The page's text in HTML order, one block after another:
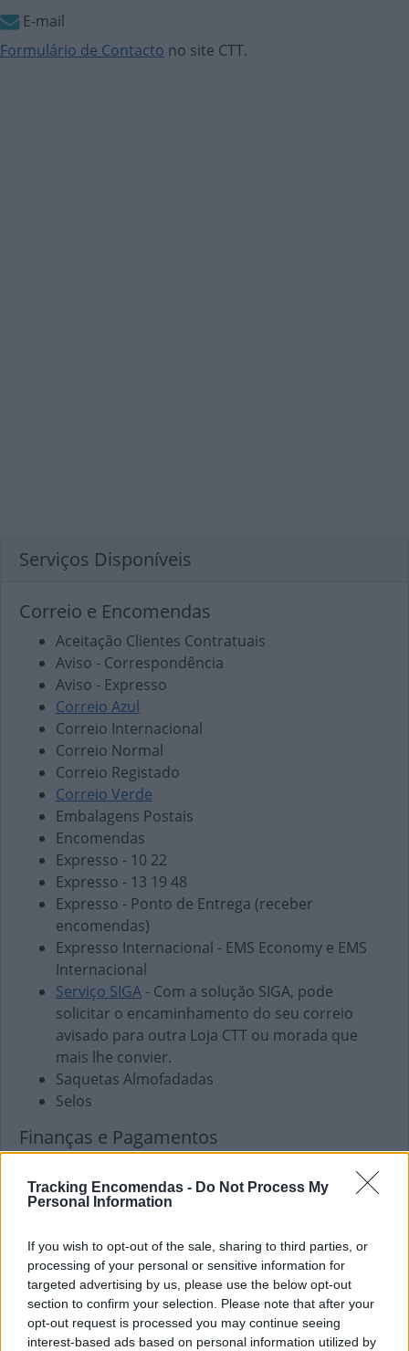
Tracking Encomendas - Do Not Process My
Personal Information
If you wish to opt-out of the sale, sharing to third parties, or
processing of your personal or sensitive information for
targeted advertising by us, please use the below opt-out
section to confirm your selection. Please note that after your
opt-out request is processed you may continue seeing
interest-based ads based on personal information utilized by
E-mail
Formulário de Contacto no site CTT.
Serviços Disponíveis
Correio e Encomendas
Aceitação Clientes Contratuais
Aviso - Correspondência
Aviso - Expresso
Correio Azul
Correio Internacional
Correio Normal
Correio Registado
Correio Verde
Embalagens Postais
Encomendas
Expresso - 10 22
Expresso - 13 19 48
Expresso - Ponto de Entrega (receber
encomendas)
Expresso Internacional - EMS Economy e EMS
Internacional
Serviço SIGA - Com a solução SIGA, pode
solicitar o encaminhamento do seu correio
avisado para outra Loja CTT ou morada que
mais lhe convier.
Saquetas Almofadadas
Selos
Finanças e Pagamentos
Envio de vales - Nacionais
Pagamento de Coimas
Pagamento de Impostos
Pagamento de Portagens
Pagamento de Vales
Outros Serviços